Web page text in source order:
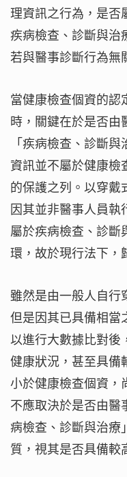
理資訊之行為，是否
疾病檢查、診斷與治
若與醫事診斷行為無
當健康檢查個資的認
時，關鍵在於是否由
「疾病檢查、診斷
資訊並不屬於健康檢
的保護之列。以穿戴
因其並非醫事人員執
屬於疾病檢查、診
環，故於現行法下，
雖然是由一般人自行
但是因其已具備相當
以進行大數據比對後
健康狀況，甚至具備
小於健康檢查個資，
不應取決於是否由
病檢查、診斷與治療
質，視其是否具備較